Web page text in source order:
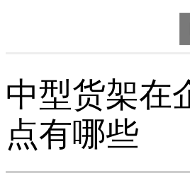
中型货架在
点有哪些